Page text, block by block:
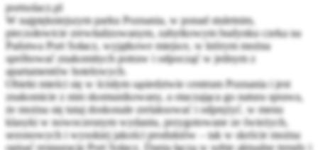
portsolacz.pl
W najpiękniejszym parku Poznania, w ponad stuletnim,
pieczołowicie zrewitalizowanym, zabytkowym budynku czeka na
Państwa Port Sołacz, wyjątkowe miejsce, w którym można
spróbować znakomitych potraw i odpocząć w jednym z
apartamentów hotelowych.
Obiekt mieści się w ścisłym sąsiedztwie centrum Poznania i jest
znakomicie z nim skomunikowany, a otaczająca go natura sprawa,
że można się tutaj doskonale zrelaksować i odprężyć. w menu
klasyki w nowoczesnym wydaniu, przygotowane ze świeżych,
sezonowych i wysokiej jakości produktów – tak w skrócie można
opisać restaurację Port Sołacz. Dania łączą w sobie aktualne trendy i